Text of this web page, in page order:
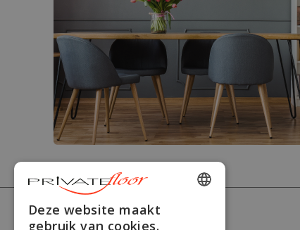
PRIVATEFLOOR
Deze website maakt
gebruik van cookies.